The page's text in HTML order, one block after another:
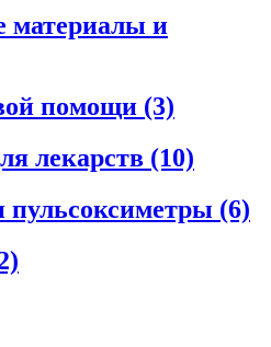
материалы и
помощи (3)
лекарств (10)
(6)